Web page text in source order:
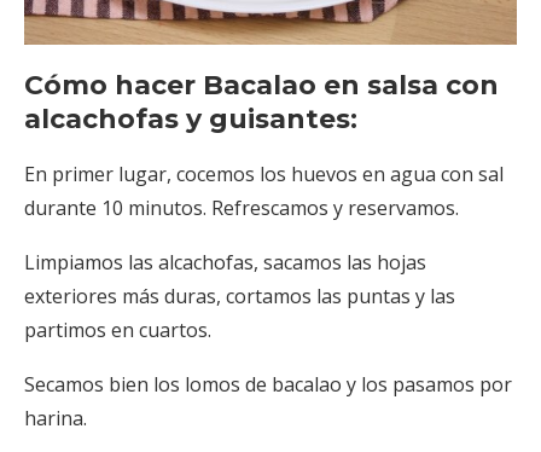
Cómo hacer Bacalao en salsa con
alcachofas y guisantes:
En primer lugar, cocemos los huevos en agua con sal
durante 10 minutos. Refrescamos y reservamos.
Limpiamos las alcachofas, sacamos las hojas
exteriores más duras, cortamos las puntas y las
partimos en cuartos.
Secamos bien los lomos de bacalao y los pasamos por
harina.